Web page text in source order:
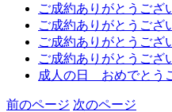
ご成約ありがとうご
ご成約ありがとうご
ご成約ありがとうご
ご成約ありがとうご
成人の日 おめでとう
前のページ 次のページ